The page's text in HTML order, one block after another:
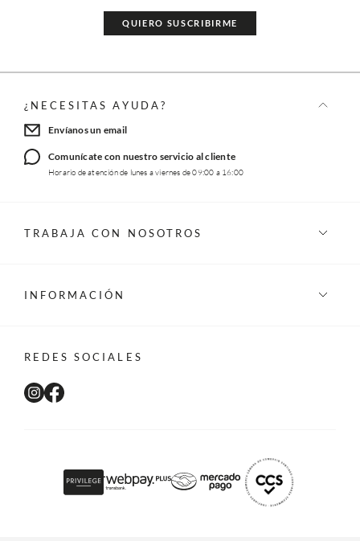
QUIERO SUSCRIBIRME
¿NECESITAS AYUDA?
Envíanos un email
Comunícate con nuestro servicio al cliente
Horario de atención de lunes a viernes de 09:00 a 16:00
TRABAJA CON NOSOTROS
INFORMACIÓN
REDES SOCIALES